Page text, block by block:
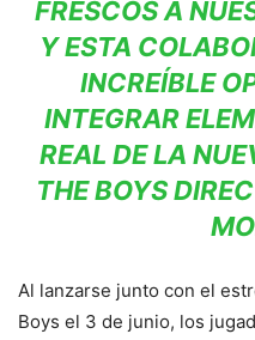
FRESCOS A
Y ESTA
INCREÍBLE
INTEGRAR
REAL DE LA
THE BOYS
Al lanzarse junto con el
Boys el 3 de junio, los